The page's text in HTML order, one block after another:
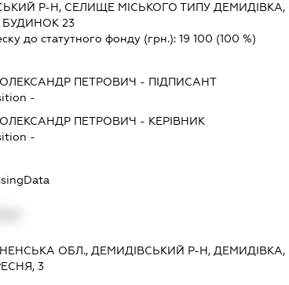
Р-Н, СЕЛИЩЕ МІСЬКОГО ТИПУ ДЕМИДІВКА,
БУДИНОК 23
до статутного фонду (грн.): 19 100 (100 %)
ПЕТРОВИЧ - ПІДПИСАНТ
-
ПЕТРОВИЧ - КЕРІВНИК
-
ОБЛ., ДЕМИДІВСЬКИЙ Р-Н, ДЕМИДІВКА,
3